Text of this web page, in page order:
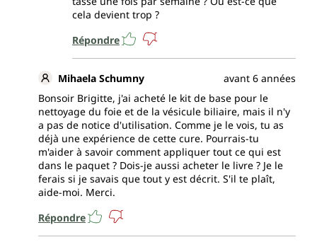
cela devient trop ?
Répondre
Mihaela Schumny
avant 6 années
Bonsoir Brigitte, j'ai acheté le kit de base pour le
nettoyage du foie et de la vésicule biliaire, mais il n'y
a pas de notice d'utilisation. Comme je le vois, tu as
déjà une expérience de cette cure. Pourrais-tu
m'aider à savoir comment appliquer tout ce qui est
dans le paquet ? Dois-je aussi acheter le livre ? Je le
ferais si je savais que tout y est décrit. S'il te plaît,
aide-moi. Merci.
Répondre